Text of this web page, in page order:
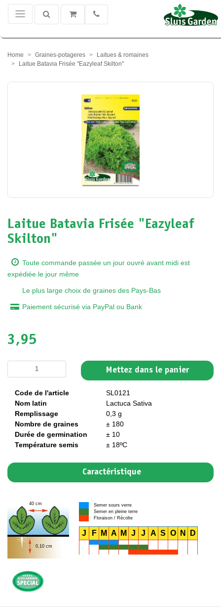
Home Graines-potageres
Laitues & romaines
Laitue Batavia Frisée "Eazyleaf Skilton"
Laitue Batavia Frisée "Eazyleaf
Skilton"
Toute commande passée un jour ouvré avant midi est
expédiée le jour même
Le plus large choix de graines des Pays-Bas
Paiement sécurisé via PayPal ou Bank
3,95
Mettez dans le panier
Code de l'article
SL0121
Nom latin
Lactuca Sativa
Remplissage
0,3 g
Nombre de graines
± 180
Durée de germination
± 10
Température semis
± 18ºC
Caractéristique
0,10 cm
40 cm
Semer sours verre
Semer en pleine terre
Floraison / Récolte
J F M A M J J A S O N D